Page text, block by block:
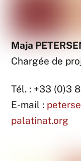
Maja
Chargée de
Tél. : +33 (0)3
E-mail :
palatinat.org